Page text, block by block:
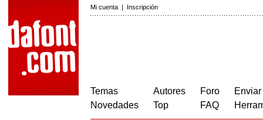
Mi cuenta | Inscripción
Temas
Novedades
Autores
Top
Foro
FAQ